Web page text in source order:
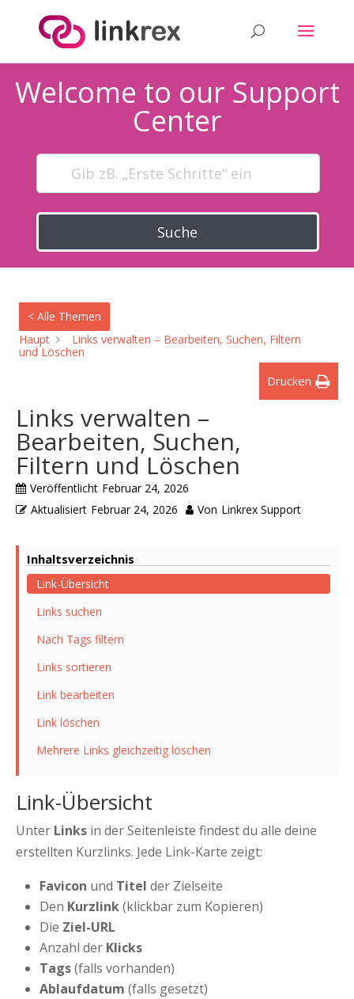
Welcome to our Support
Center
Suche
< Alle Themen
Haupt
Links verwalten – Bearbeiten, Suchen, Filtern
und Löschen
Drucken
Links verwalten –
Bearbeiten, Suchen,
Filtern und Löschen
Veröffentlicht Februar 24, 2026
Aktualisiert Februar 24, 2026 Von Linkrex Support
Inhaltsverzeichnis
Link-Übersicht
Links suchen
Nach Tags filtern
Links sortieren
Link bearbeiten
Link löschen
Mehrere Links gleichzeitig löschen
Link-Übersicht
Unter Links in der Seitenleiste findest du alle deine
erstellten Kurzlinks. Jede Link-Karte zeigt:
Favicon und Titel der Zielseite
Den Kurzlink(klickbar zum Kopieren)
Die Ziel-URL
Anzahl der Klicks
Tags(falls vorhanden)
Ablaufdatum (falls gesetzt)